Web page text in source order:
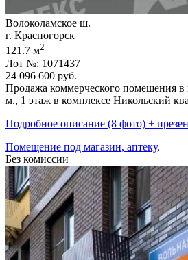
Волоколамское ш.
г. Красногорск
121.7 м2
Лот №: 1071437
24 096 600 руб.
Продажа коммерческого помещения в
м.,­ 1 этаж в комплексе Никольский
Подробное описание (8 фото) +
Помещение под магазин, аптеку,
Без комиссии